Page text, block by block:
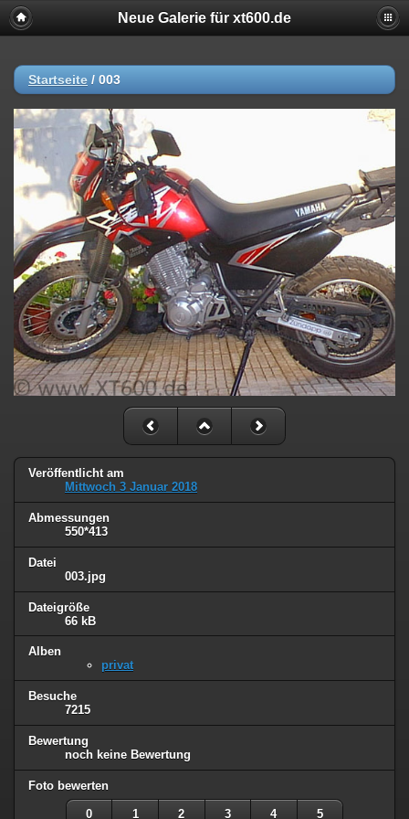
Neue Galerie für xt600.de
Startseite / 003
Veröffentlicht am
Mittwoch 3 Januar 2018
Abmessungen
550*413
Datei
003.jpg
Dateigröße
66 kB
Alben
privat
Besuche
7215
Bewertung
noch keine Bewertung
Foto bewerten
0 1 2 3 4 5